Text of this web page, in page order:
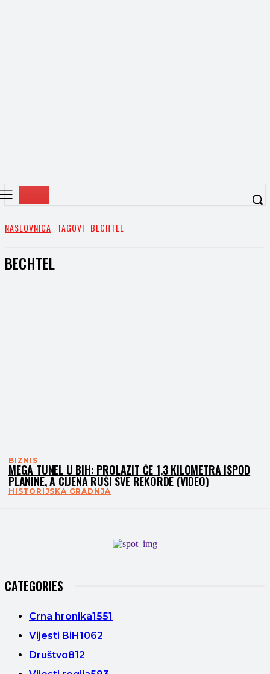
NASLOVNICA TAGOVI BECHTEL
BECHTEL
BIZNIS
MEGA TUNEL U BIH: PROLAZIT ĆE 1,3 KILOMETRA ISPOD
PLANINE, A CIJENA RUŠI SVE REKORDE (VIDEO)
HISTORIJSKA GRADNJA
CATEGORIES
Crna hronika1551
Vijesti BiH1062
Društvo812